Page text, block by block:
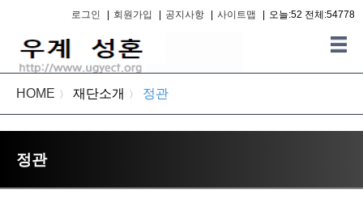
로그인 회원가입 공지사항 사이트맵 오늘:52 전체:54778
HOME 〉 재단소개 〉 정관
정관